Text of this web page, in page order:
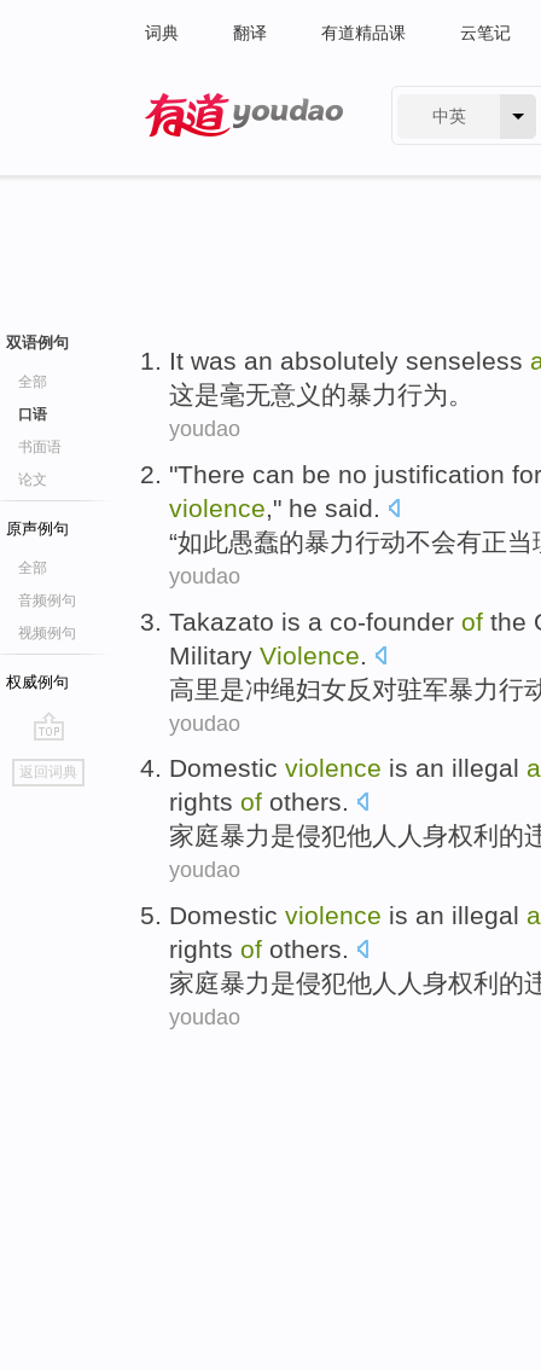
词典 翻译 有道精品课 云笔记
中英
双语例句
全部
口语
书面语
论文
原声例句
全部
音频例句
视频例句
权威例句
go
top
返回词典
It was an absolutely senseless
这是毫无意义 的暴力行为。
youdao
"There can be no justification
violence," he said.
“如此愚蠢的暴力行动不会有正当
youdao
Takazato is a co-founder of the
Military Violence
高里是冲绳妇女反对驻军暴力行
youdao
Domestic violence is an illegal
rights of others.
家庭暴力是侵犯他人 人身权利 的
youdao
Domestic violence is an illegal
rights of others.
家庭暴力是侵犯他人 人身权利 的
youdao